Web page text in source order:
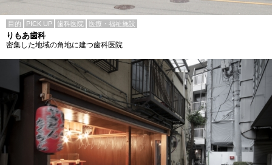
目的 PICK UP 歯科医院 医療・福祉施設
りもあ歯科
密集した地域の角地に建つ歯科医院